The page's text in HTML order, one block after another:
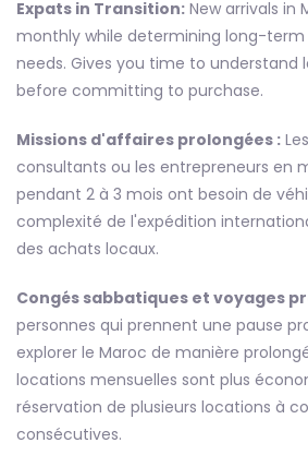
Expats in Transition: New arrivals in
monthly while determining long-
needs. Gives you time to understand
before committing to purchase.
Missions d'affaires prolongées :
consultants ou les entrepreneurs en
pendant 2 à 3 mois ont besoin de
complexité de l'expédition
des achats locaux.
Congés sabbatiques et voyages
personnes qui prennent une pause
explorer le Maroc de manière
locations mensuelles sont plus
réservation de plusieurs locations à
consécutives.